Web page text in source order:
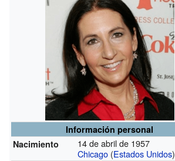
Información personal
Nacimiento
14 de abril de 1957
Chicago (Estados Unidos)